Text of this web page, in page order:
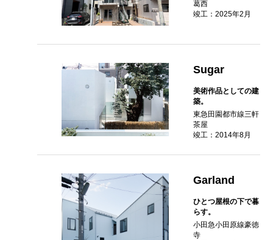
葛西
竣工：2025年2月
Sugar
美術作品としての建
築。
東急田園都市線三軒
茶屋
竣工：2014年8月
Garland
ひとつ屋根の下で暮
らす。
小田急小田原線豪徳
寺